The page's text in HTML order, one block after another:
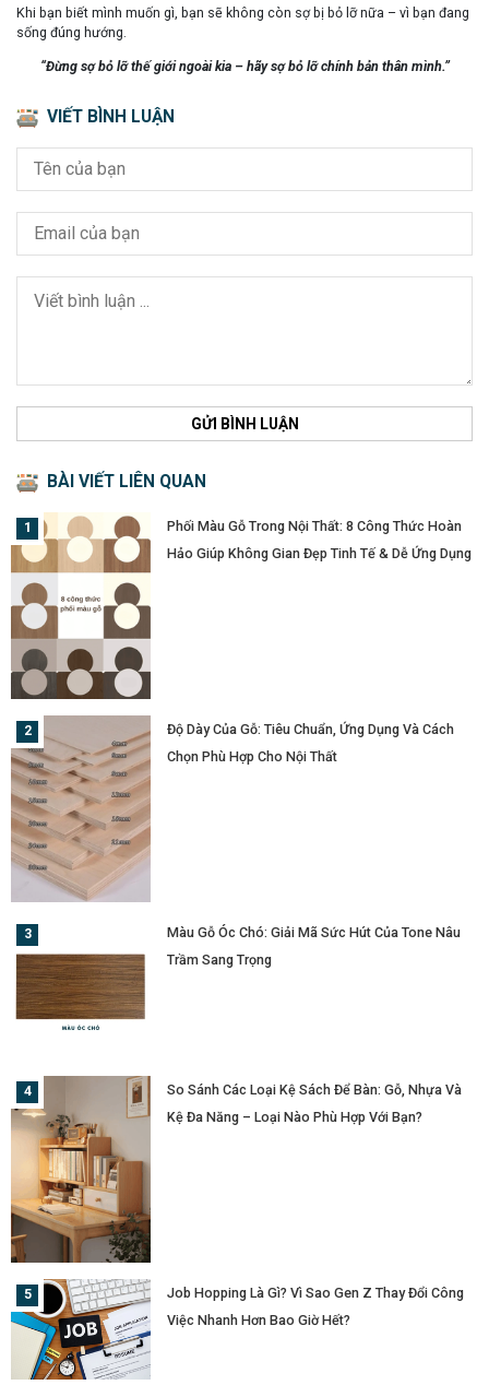
Khi bạn biết mình muốn gì, bạn sẽ không còn sợ bị bỏ lỡ nữa – vì bạn đang
sống đúng hướng.
“Đừng sợ bỏ lỡ thế giới ngoài kia – hãy sợ bỏ lỡ chính bản thân mình.”
VIẾT BÌNH LUẬN
GỬI BÌNH LUẬN
BÀI VIẾT LIÊN QUAN
Phối Màu Gỗ Trong Nội Thất: 8 Công Thức Hoàn
Hảo Giúp Không Gian Đẹp Tinh Tế & Dễ Ứng Dụng
Độ Dày Của Gỗ: Tiêu Chuẩn, Ứng Dụng Và Cách
Chọn Phù Hợp Cho Nội Thất
Màu Gỗ Óc Chó: Giải Mã Sức Hút Của Tone Nâu
Trầm Sang Trọng
So Sánh Các Loại Kệ Sách Để Bàn: Gỗ, Nhựa Và
Kệ Đa Năng – Loại Nào Phù Hợp Với Bạn?
Job Hopping Là Gì? Vì Sao Gen Z Thay Đổi Công
Việc Nhanh Hơn Bao Giờ Hết?